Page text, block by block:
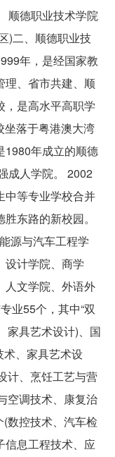
顺德职业技术学院
)二、顺德职业技
年，是经国家教
理、省市共建、顺
，是高水平高职学
坐落于粤港澳大湾
1980年成立的顺德
成人学院。 2002
中等专业学校合并
东路的新校园。
源与汽车工程学
设计学院、商学
人文学院、外语外
业55个，其中“双
家具艺术设计)、国
、家具艺术设
计、烹饪工艺与营
空调技术、康复治
数控技术、汽车检
信息工程技术、应